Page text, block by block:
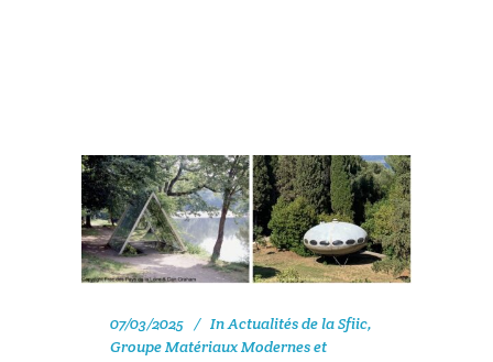
07/03/2025 InActualités de la Sfiic,
Groupe Matériaux Modernes et